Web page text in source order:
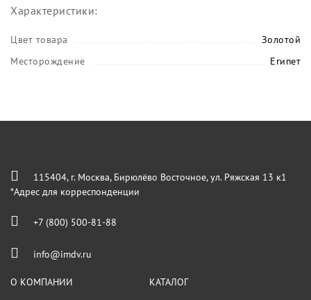
Характеристики:
Цвет товара
Золотой
Месторождение
Египет
115404, г. Москва, Бирюлёво Восточное, ул. Ряжская 13 к1
*Адрес для корреспонденции
+7 (800) 500-81-88
info@imdv.ru
О КОМПАНИИ КАТАЛОГ